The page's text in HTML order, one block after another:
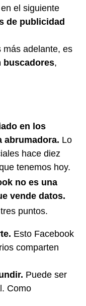
el siguiente
de publicidad
más adelante, es
buscadores,
en los
abrumadora. Lo
hace diez
tenemos hoy.
no es una
vende datos.
puntos.
Esto Facebook
comparten
Puede ser
Como